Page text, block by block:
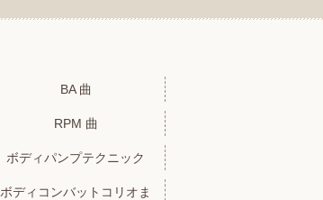
BA 曲
RPM 曲
ボディパンプテクニック
ボディコンバットコリオま